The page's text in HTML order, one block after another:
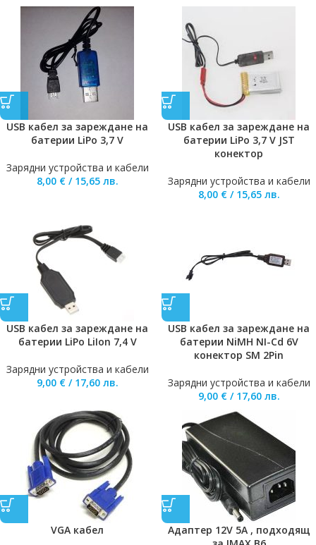
USB кабел за зареждане на
батерии LiPo 3,7 V
Зарядни устройства и кабели
8,00 € / 15,65 лв.
USB кабел за зареждане на
батерии LiPo 3,7 V JST
конектор
Зарядни устройства и кабели
8,00 € / 15,65 лв.
USB кабел за зареждане на
батерии LiPo LiIon 7,4 V
Зарядни устройства и кабели
9,00 € / 17,60 лв.
USB кабел за зареждане на
батерии NiMH NI-Cd 6V
конектор SM 2Pin
Зарядни устройства и кабели
9,00 € / 17,60 лв.
VGA кабел
Адаптер 12V 5A , подходящ